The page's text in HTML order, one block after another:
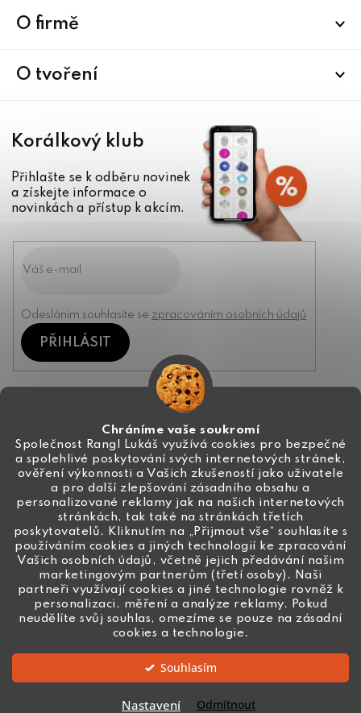
Chráníme vaše soukromí
Společnost Rangl Lukáš využívá cookies pro bezpečné
a spolehlivé poskytování svých internetových stránek,
ověření výkonnosti a Vašich zkušeností jako uživatele
a pro další zlepšování zásadního obsahu a
personalizované reklamy jak na našich internetových
stránkách, tak také na stránkách třetích
poskytovatelů. Kliknutím na „Přijmout vše“ souhlasíte s
používáním cookies a jiných technologií ke zpracování
Vašich osobních údajů, včetně jejich předávání našim
marketingovým partnerům (třetí osoby). Naši
partneři využívají cookies a jiné technologie rovněž k
personalizaci, měření a analýze reklamy. Pokud
neudělíte svůj souhlas, omezíme se pouze na zásadní
cookies a technologie.
Souhlasím
Nastavení Odmítnout
O firmě
O tvoření
Korálkový klub
Přihlašte se k odběru novinek
a získejte informace o
novinkách a přístup k akcím.
Odesláním souhlasíte se zpracováním osobních údajů
PŘIHLÁSIT
info@ceske-koralky.cz
+420 774 444 191